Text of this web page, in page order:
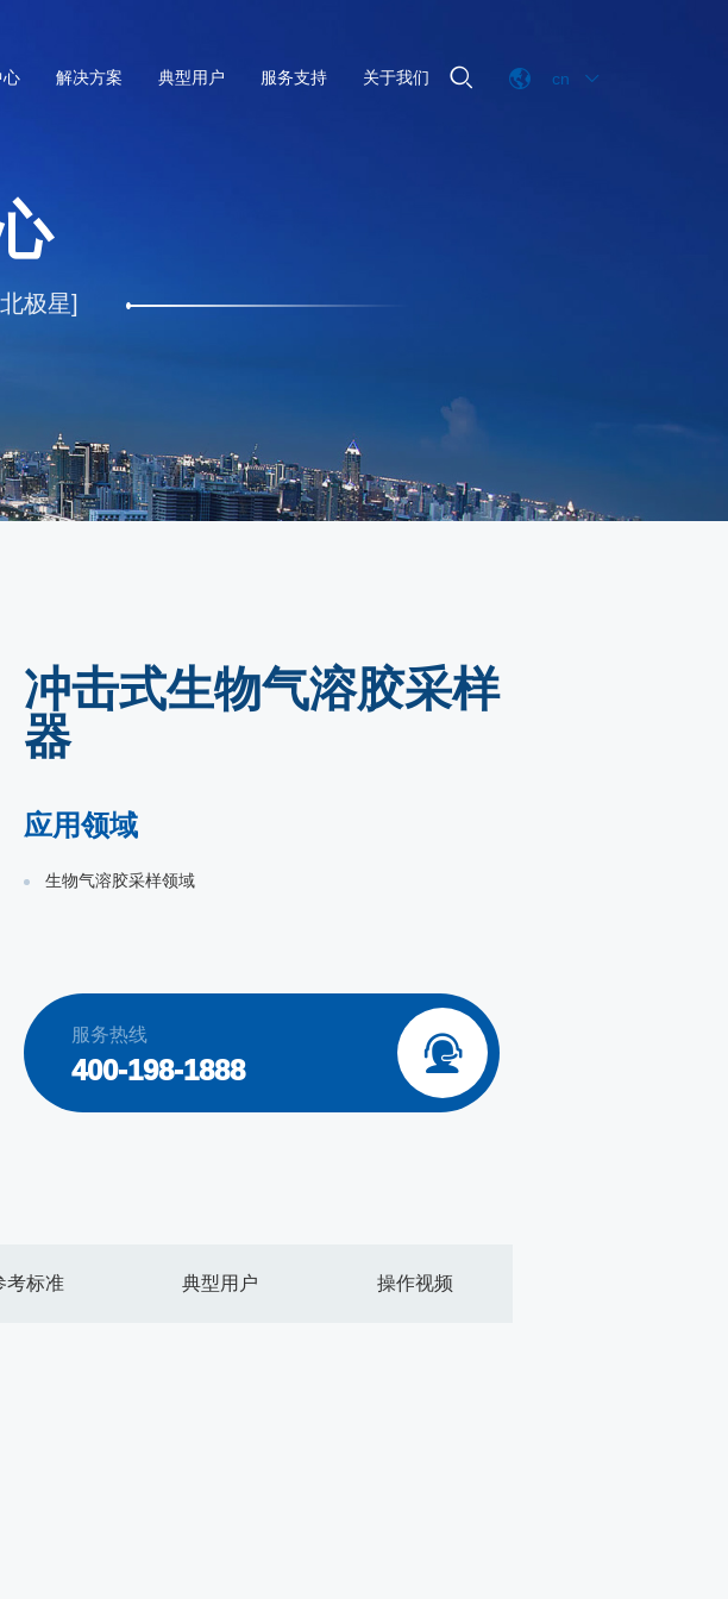
心 解决方案 典型用户 服务支持 关于我们 cn 
极星]
冲击式生物气溶胶采样
器
应用领域
生物气溶胶采样领域
服务热线
400-198-1888 
考标准 典型用户 操作视频